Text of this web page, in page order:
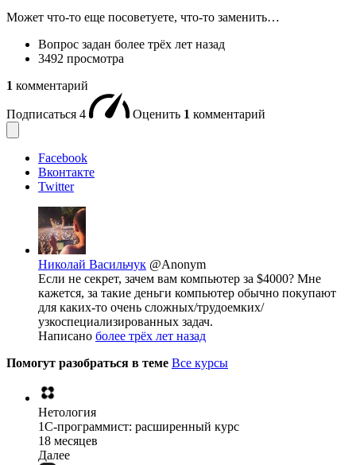
Может что-то еще посоветуете, что-то заменить…
Вопрос задан более трёх лет назад
3492 просмотра
1 комментарий
Подписаться 4 Оценить 1 комментарий
Facebook
Вконтакте
Twitter
Николай Васильчук @Anonym
Если не секрет, зачем вам компьютер за $4000? Мне
кажется, за такие деньги компьютер обычно покупают
для каких-то очень сложных/трудоемких/
узкоспециализированных задач.
Написано более трёх лет назад
Помогут разобраться в теме Все курсы
Нетология
1C-программист: расширенный курс
18 месяцев
Далее